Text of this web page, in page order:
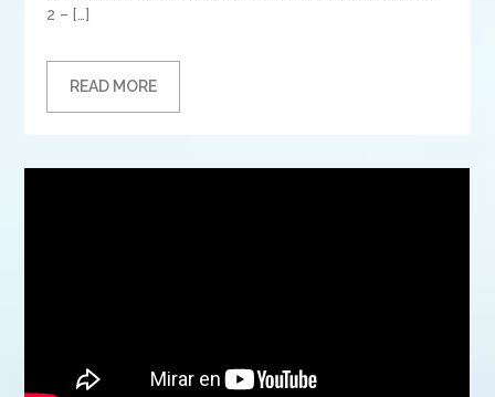
2 – […]
READ MORE